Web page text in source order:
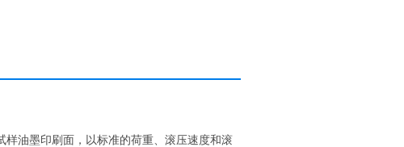
油墨印刷面，以标准的荷重、滚压速度和滚